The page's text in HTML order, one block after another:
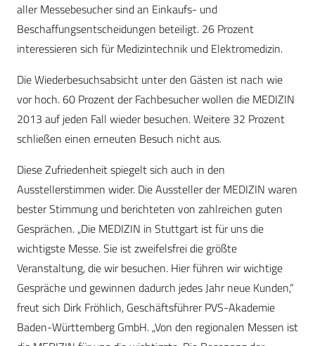
aller Messebesucher sind an Einkaufs- und
Beschaffungsentscheidungen beteiligt. 26 Prozent
interessieren sich für Medizintechnik und Elektromedizin.
Die Wiederbesuchsabsicht unter den Gästen ist nach wie
vor hoch. 60 Prozent der Fachbesucher wollen die MEDIZIN
2013 auf jeden Fall wieder besuchen. Weitere 32 Prozent
schließen einen erneuten Besuch nicht aus.
Diese Zufriedenheit spiegelt sich auch in den
Ausstellerstimmen wider. Die Aussteller der MEDIZIN waren
bester Stimmung und berichteten von zahlreichen guten
Gesprächen. „Die MEDIZIN in Stuttgart ist für uns die
wichtigste Messe. Sie ist zweifelsfrei die größte
Veranstaltung, die wir besuchen. Hier führen wir wichtige
Gespräche und gewinnen dadurch jedes Jahr neue Kunden,“
freut sich Dirk Fröhlich, Geschäftsführer PVS-Akademie
Baden-Württemberg GmbH. „Von den regionalen Messen ist